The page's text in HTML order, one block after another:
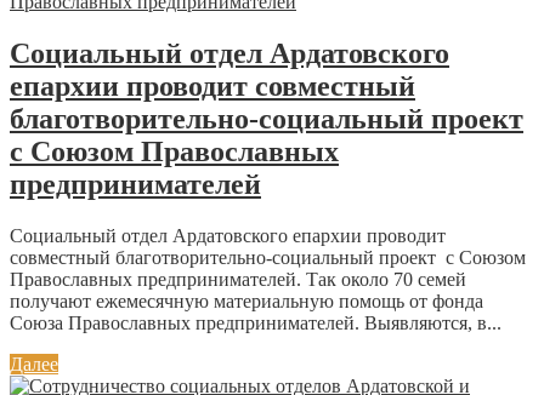
Социальный отдел Ардатовского
епархии проводит совместный
благотворительно-социальный проект
с Союзом Православных
предпринимателей
Социальный отдел Ардатовского епархии проводит
совместный благотворительно-социальный проект с Союзом
Православных предпринимателей. Так около 70 семей
получают ежемесячную материальную помощь от фонда
Союза Православных предпринимателей. Выявляются, в...
Далее